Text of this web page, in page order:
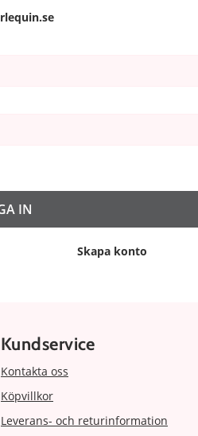
Skapa konto
Kundservice
Kontakta oss
Köpvillkor
Leverans- och returinformation